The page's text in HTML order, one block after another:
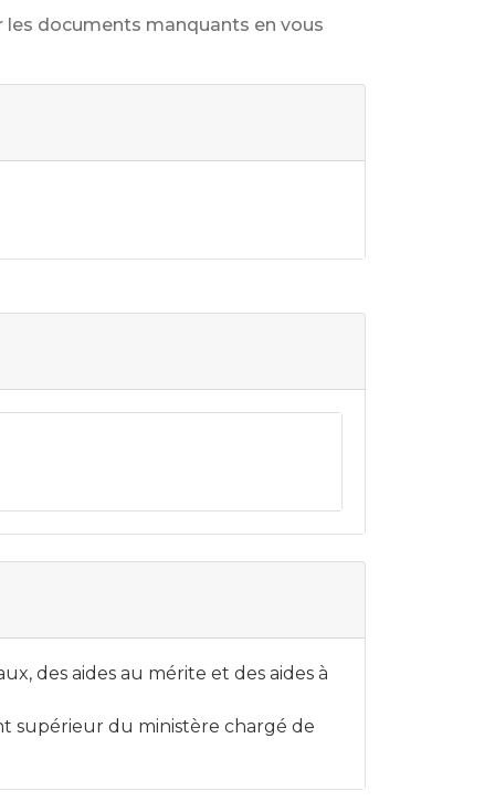
les documents manquants en vous
des aides au mérite et des aides à
supérieur du ministère chargé de